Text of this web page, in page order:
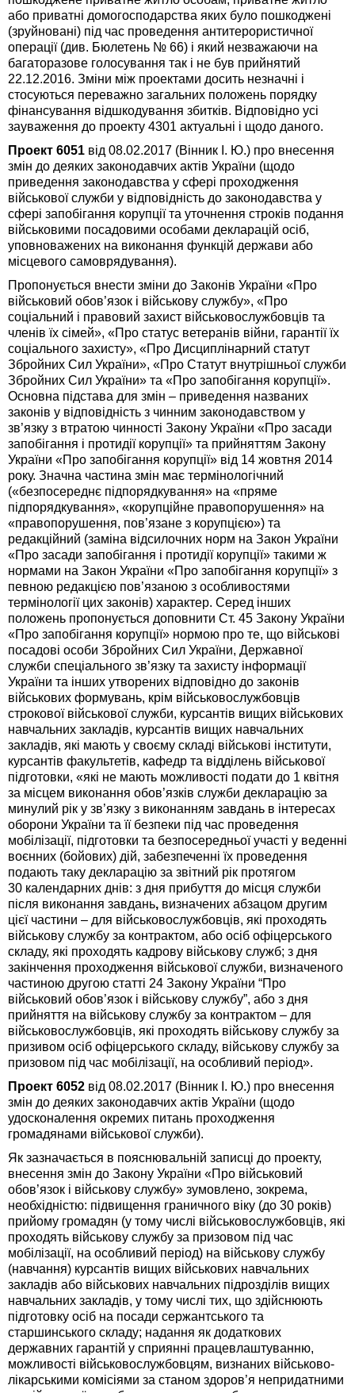
або приватні домогосподарства яких було пошкоджені
(зруйновані) під час проведення антитерористичної
операції (див. Бюлетень № 66) і який незважаючи на
багаторазове голосування так і не був прийнятий
22.12.2016. Зміни між проектами досить незначні і
стосуються переважно загальних положень порядку
фінансування відшкодування збитків. Відповідно усі
зауваження до проекту 4301 актуальні і щодо даного.
Проект 6051 від 08.02.2017 (Вінник І. Ю.) про внесення
змін до деяких законодавчих актів України (щодо
приведення законодавства у сфері проходження
військової служби у відповідність до законодавства у
сфері запобігання корупції та уточнення строків подання
військовими посадовими особами декларацій осіб,
уповноважених на виконання функцій держави або
місцевого самоврядування).
Пропонується внести зміни до Законів України «Про
військовий обов’язок і військову службу», «Про
соціальний і правовий захист військовослужбовців та
членів їх сімей», «Про статус ветеранів війни, гарантії їх
соціального захисту», «Про Дисциплінарний статут
Збройних Сил України», «Про Статут внутрішньої служби
Збройних Сил України» та «Про запобігання корупції».
Основна підстава для змін – приведення названих
законів у відповідність з чинним законодавством у
зв’язку з втратою чинності Закону України «Про засади
запобігання і протидії корупції» та прийняттям Закону
України «Про запобігання корупції» від 14 жовтня 2014
року. Значна частина змін має термінологічний
(«безпосереднє підпорядкування» на «пряме
підпорядкування», «корупційне правопорушення» на
«правопорушення, пов’язане з корупцією») та
редакційний (заміна відсилочних норм на Закон України
«Про засади запобігання і протидії корупції» такими ж
нормами на Закон України «Про запобігання корупції» з
певною редакцією пов’язаною з особливостями
термінології цих законів) характер. Серед інших
положень пропонується доповнити Ст. 45 Закону України
«Про запобігання корупції» нормою про те, що військові
посадові особи Збройних Сил України, Державної
служби спеціального зв’язку та захисту інформації
України та інших утворених відповідно до законів
військових формувань, крім військовослужбовців
строкової військової служби, курсантів вищих військових
навчальних закладів, курсантів вищих навчальних
закладів, які мають у своєму складі військові інститути,
курсантів факультетів, кафедр та відділень військової
підготовки, «які не мають можливості подати до 1 квітня
за місцем виконання обов’язків служби декларацію за
минулий рік у зв’язку з виконанням завдань в інтересах
оборони України та її безпеки під час проведення
мобілізації, підготовки та безпосередньої участі у веденні
воєнних (бойових) дій, забезпеченні їх проведення
подають таку декларацію за звітний рік протягом
30 календарних днів: з дня прибуття до місця служби
після виконання завдань, визначених абзацом другим
цієї частини – для військовослужбовців, які проходять
військову службу за контрактом, або осіб офіцерського
складу, які проходять кадрову військову служб; з дня
закінчення проходження військової служби, визначеного
частиною другою статті 24 Закону України “Про
військовий обов’язок і військову службу”, або з дня
прийняття на військову службу за контрактом – для
військовослужбовців, які проходять військову службу за
призивом осіб офіцерського складу, військову службу за
призовом під час мобілізації, на особливий період».
Проект 6052 від 08.02.2017 (Вінник І. Ю.) про внесення
змін до деяких законодавчих актів України (щодо
удосконалення окремих питань проходження
громадянами військової служби).
Як зазначається в пояснювальній записці до проекту,
внесення змін до Закону України «Про військовий
обов’язок і військову службу» зумовлено, зокрема,
необхідністю: підвищення граничного віку (до 30 років)
прийому громадян (у тому числі військовослужбовців, які
проходять військову службу за призовом під час
мобілізації, на особливий період) на військову службу
(навчання) курсантів вищих військових навчальних
закладів або військових навчальних підрозділів вищих
навчальних закладів, у тому числі тих, що здійснюють
підготовку осіб на посади сержантського та
старшинського складу; надання як додаткових
державних гарантій у сприянні працевлаштуванню,
можливості військовослужбовцям, визнаних військово-
лікарськими комісіями за станом здоров’я непридатними